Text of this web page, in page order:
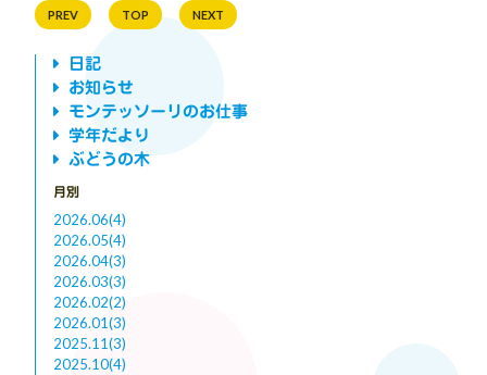
PREV TOP NEXT
日記
お知らせ
モンテッソーリのお仕事
学年だより
ぶどうの木
月別
2026.06(4)
2026.05(4)
2026.04(3)
2026.03(3)
2026.02(2)
2026.01(3)
2025.11(3)
2025.10(4)